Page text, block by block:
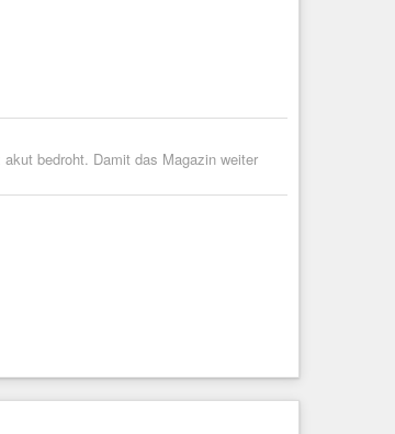
bedroht. Damit das Magazin weiter